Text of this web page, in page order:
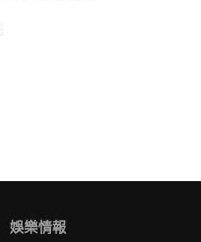
娛樂情報